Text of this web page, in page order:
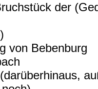
der
von Bebenburg